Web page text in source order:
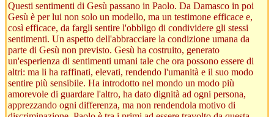
Questi sentimenti di Gesù passano in Paolo. Da Damasco in poi
Gesù è per lui non solo un modello, ma un testimone efficace e,
così efficace, da fargli sentire l'obbligo di condividere gli stessi
sentimenti. Un aspetto dell'abbracciare la condizione umana da
parte di Gesù non previsto. Gesù ha costruito, generato
un'esperienza di sentimenti umani tale che ora possono essere di
altri: ma li ha raffinati, elevati, rendendo l'umanità e il suo modo
sentire più sensibile. Ha introdotto nel mondo un modo più
amorevole di guardare l'altro, ha dato dignità ad ogni persona,
apprezzando ogni differenza, ma non rendendola motivo di